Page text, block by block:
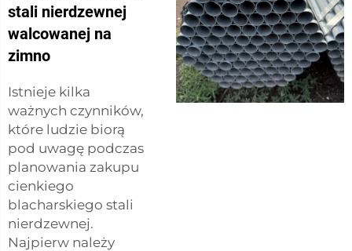
stali nierdzewnej
walcowanej na
zimno
Istnieje kilka
ważnych czynników,
które ludzie biorą
pod uwagę podczas
planowania zakupu
cienkiego
blacharskiego stali
nierdzewnej.
Najpierw należy